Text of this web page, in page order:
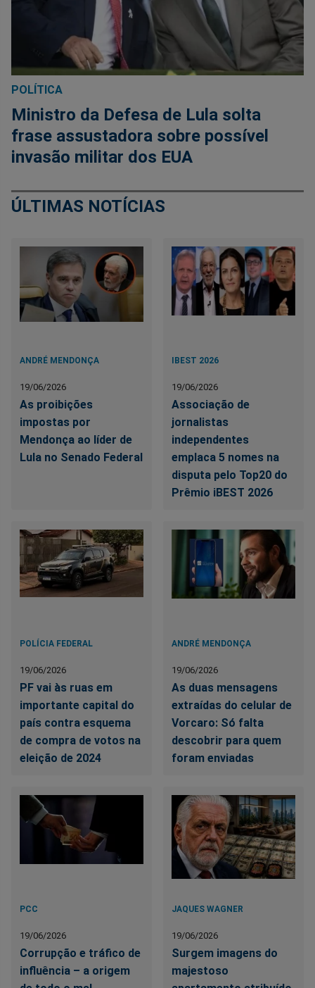
POLÍTICA
Ministro da Defesa de Lula solta
frase assustadora sobre possível
invasão militar dos EUA
ÚLTIMAS NOTÍCIAS
ANDRÉ MENDONÇA
19/06/2026
As proibições
impostas por
Mendonça ao líder de
Lula no Senado Federal
IBEST 2026
19/06/2026
Associação de
jornalistas
independentes
emplaca 5 nomes na
disputa pelo Top20 do
Prêmio iBEST 2026
POLÍCIA FEDERAL
19/06/2026
PF vai às ruas em
importante capital do
país contra esquema
de compra de votos na
eleição de 2024
ANDRÉ MENDONÇA
19/06/2026
As duas mensagens
extraídas do celular de
Vorcaro: Só falta
descobrir para quem
foram enviadas
PCC
19/06/2026
Corrupção e tráfico de
influência – a origem
JAQUES WAGNER
19/06/2026
Surgem imagens do
majestoso